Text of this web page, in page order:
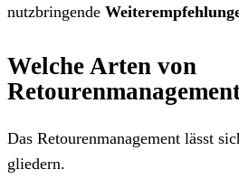
nutzbringende
Welche Arten von
Das Retourenmanagement lässt
gliedern.